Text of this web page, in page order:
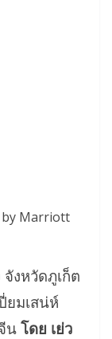
by Marriott
งหวัดภูเก็ต
ยมเสน่ห์
น โดย เย่ว